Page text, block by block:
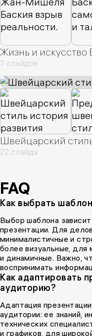
Жизнь и искусство
7 слайдов
Швейцарский
22 слайда
FAQ
Как выбрать
Выбор шаблона
презентации. Для
минималистичные и
более визуальные, для
и динамичные. Важно,
воспринимать
Как адаптировать
аудиторию?
Адаптация
аудитории: ее знаний,
технических
и графиков, для